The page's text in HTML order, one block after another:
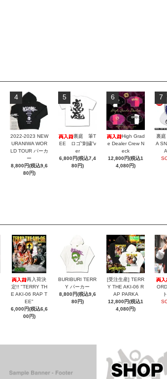
4
2022-2023 NEW
URANIWA WOR
LD TOUR パーカ
ー
8,800円(税込9,6
80円)
5
裏庭 筆T
EE ロゴ”刺繍”v
er
6,800円(税込7,4
80円)
6
High Grad
e Dealer Crew N
eck
12,800円(税込1
4,080円)
7
裏庭
A
再入荷決
定!! "TERRY TH
E AKI-06 RAP T
EE"
6,000円(税込6,6
00円)
BURIBURI TERR
Y パーカー
8,800円(税込9,6
80円)
[受注生産] TERR
Y THE AKI-06 R
AP PARKA
12,800円(税込1
4,080円)